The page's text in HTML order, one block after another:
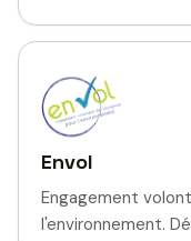
Envol
Engagement
l'environnement.